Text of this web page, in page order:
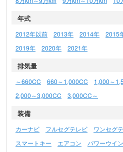
年式
2012年以前 2013年 2014年 2015
2019年
2020年 2021年
排気量
～660CC 660～1,000CC 1,000～
2,000～3,000CC
3,000CC～
装備
カーナビ フルセグテレビ ワンセグ
スマートキー
エアコン パワーウイ